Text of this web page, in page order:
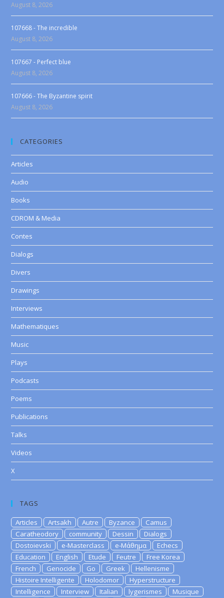
August 8, 2026
107668 - The incredible
August 8, 2026
107667 - Perfect blue
August 8, 2026
107666 - The Byzantine spirit
August 8, 2026
CATEGORIES
Articles
Audio
Books
CDROM & Media
Contes
Dialogs
Divers
Drawings
Interviews
Mathematiques
Music
Plays
Podcasts
Poems
Publications
Talks
Videos
X
TAGS
Articles Artsakh Autre Byzance
Camus
Caratheodory
community Dessin
Dialogs
Dostoievski
e-Masterclass e-Μάθημα
Echecs
Education
English Etude Feutre
Free Korea
French
Genocide Go Greek
Hellenisme
Histoire Intelligente
Holodomor
Hyperstructure
Intelligence
Interview Italian lygerismes
Musique